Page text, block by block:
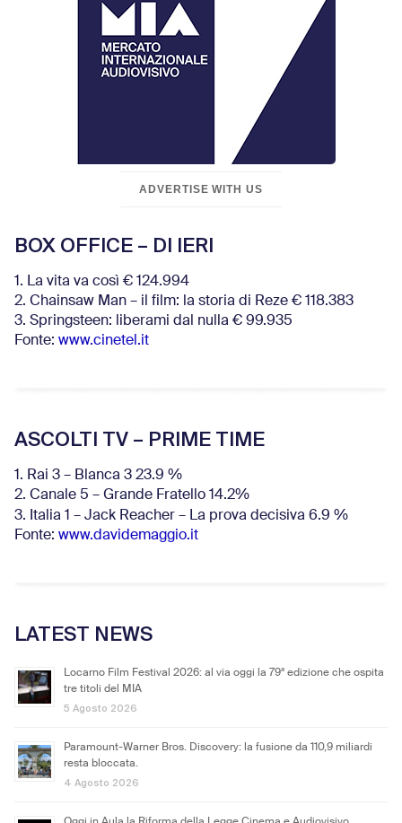
ADVERTISE WITH US
BOX OFFICE – DI IERI
1. La vita va così € 124.994
2. Chainsaw Man – il film: la storia di Reze € 118.383
3. Springsteen: liberami dal nulla € 99.935
Fonte: www.cinetel.it
ASCOLTI TV – PRIME TIME
1. Rai 3 – Blanca 3 23.9 %
2. Canale 5 – Grande Fratello 14.2%
3. Italia 1 – Jack Reacher – La prova decisiva 6.9 %
Fonte: www.davidemaggio.it
LATEST NEWS
Locarno Film Festival 2026: al via oggi la 79ª edizione che ospita
tre titoli del MIA
5 Agosto 2026
Paramount-Warner Bros. Discovery: la fusione da 110,9 miliardi
resta bloccata.
4 Agosto 2026